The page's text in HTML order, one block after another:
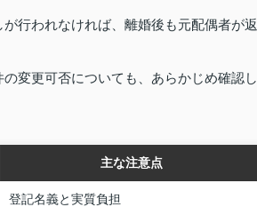
行われなければ、離婚後も元配偶者が返
変更可否についても、あらかじめ確認し
主な注意点
登記名義と実質負担